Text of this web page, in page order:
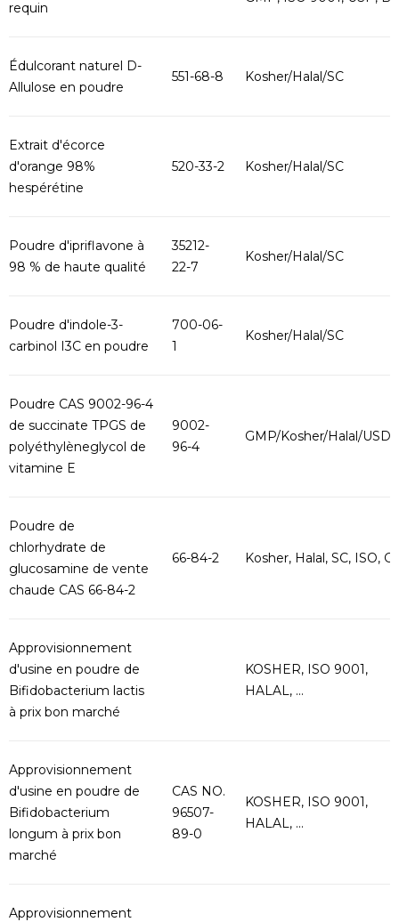
requin
Édulcorant naturel D-
Allulose en poudre
551-68-8 Kosher/Halal/SC
Extrait d'écorce
d'orange 98%
hespérétine
520-33-2 Kosher/Halal/SC
Poudre d'ipriflavone à
98 % de haute qualité
35212-
22-7
Kosher/Halal/SC
Poudre d'indole-3-
carbinol I3C en poudre
700-06-
1
Kosher/Halal/SC
Poudre CAS 9002-96-4
de succinate TPGS de
polyéthylèneglycol de
vitamine E
9002-
96-4
GMP/Kosher/Halal/
Poudre de
chlorhydrate de
glucosamine de vente
chaude CAS 66-84-2
66-84-2 Kosher, Halal, SC, ISO,
Approvisionnement
d'usine en poudre de
Bifidobacterium lactis
à prix bon marché
KOSHER, ISO 9001,
HALAL, ...
Approvisionnement
d'usine en poudre de
Bifidobacterium
longum à prix bon
marché
CAS NO.
96507-
89-0
KOSHER, ISO 9001,
HALAL, ...
Approvisionnement